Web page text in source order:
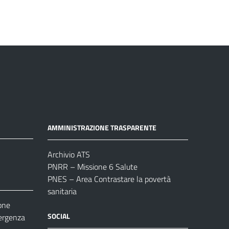
AMMINISTRAZIONE TRASPARENTE
Archivio ATS
PNRR – Missione 6 Salute
PNES – Area Contrastare la povertà
sanitaria
SOCIAL